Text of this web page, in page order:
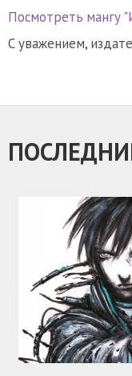
Посмотреть мангу
С уважением,